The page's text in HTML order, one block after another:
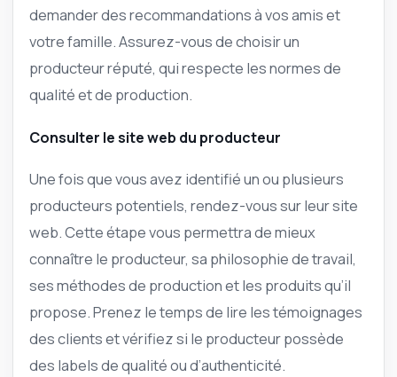
demander des recommandations à vos amis et
votre famille. Assurez-vous de choisir un
producteur réputé, qui respecte les normes de
qualité et de production.
Consulter le site web du producteur
Une fois que vous avez identifié un ou plusieurs
producteurs potentiels, rendez-vous sur leur site
web. Cette étape vous permettra de mieux
connaître le producteur, sa philosophie de travail,
ses méthodes de production et les produits qu’il
propose. Prenez le temps de lire les témoignages
des clients et vérifiez si le producteur possède
des labels de qualité ou d’authenticité.